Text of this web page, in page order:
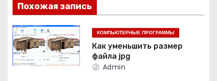
в
и
г
а
Похожая запись
КОМПЬЮТЕРНЫЕ ПРОГРАММЫ
Как уменьшить размер
файла jpg
Admin